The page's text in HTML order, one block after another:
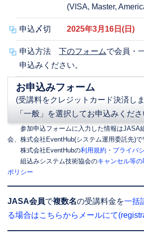
(VISA, Master, American
申込〆切 2025年3月16日(日)
申込方法 下のフォームで会員・
申込みください。
お申込みフォーム
(受講料をクレジットカード決済し
「一般」を選択してお申込みくだ
参加申込フォームに入力した情報はJASA
会、株式会社EventHub(システム運用委託先)で
株式会社EventHubの利用規約 ・ プライバ
組込みシステム技術協会のキャンセル等
ポリシー
JASA会員で複数名の受講料金を一括
る場合はこちらからメールにて